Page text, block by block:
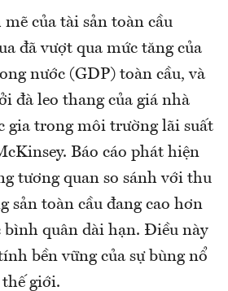
của tài sản toàn cầu
đã vượt qua mức tăng của
nước (GDP) toàn cầu, và
đà leo thang của giá nhà
gia trong môi trường lãi suất
Báo cáo phát hiện
tương quan so sánh với thu
sản toàn cầu đang cao hơn
bình quân dài hạn. Điều này
bền vững của sự bùng nổ
giới.